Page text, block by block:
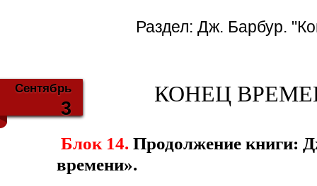
Раздел:Дж. Барбур.
Сентябрь
3
КОНЕЦ
Блок 14. Продолжение книги:
времени».